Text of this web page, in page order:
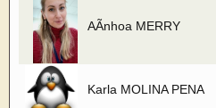
AÃnhoa MERRY
Karla MOLINA PENA